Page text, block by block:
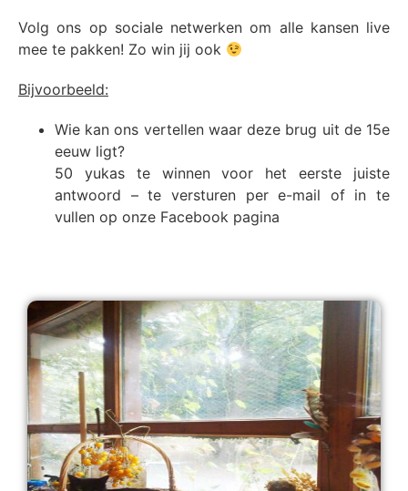
Volg ons op sociale netwerken om alle kansen live
mee te pakken! Zo win jij ook
Bijvoorbeeld:
Wie kan ons vertellen waar deze brug uit de 15e
eeuw ligt?
50 yukas te winnen voor het eerste juiste
antwoord – te versturen per e-mail of in te
vullen op onze Facebook pagina